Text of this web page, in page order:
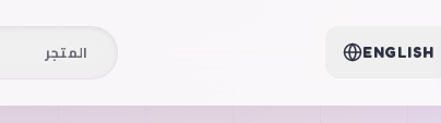
المتجر ENGLISH